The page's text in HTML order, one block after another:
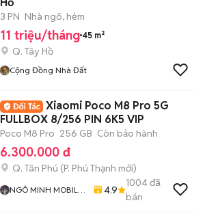
3 PN Nhà ngõ, hẻm
11 triệu/tháng 45 m²
Q. Tây Hồ
Cộng Đồng Nhà Đất
Xiaomi Poco M8 Pro 5G
FULLBOX 8/256 PIN 6K5 VIP
Poco M8 Pro 256 GB Còn bảo hành
6.300.000 đ
Q. Tân Phú (P. Phú Thạnh mới)
NGÔ MINH MOBILE
4.9
1004đã
bán